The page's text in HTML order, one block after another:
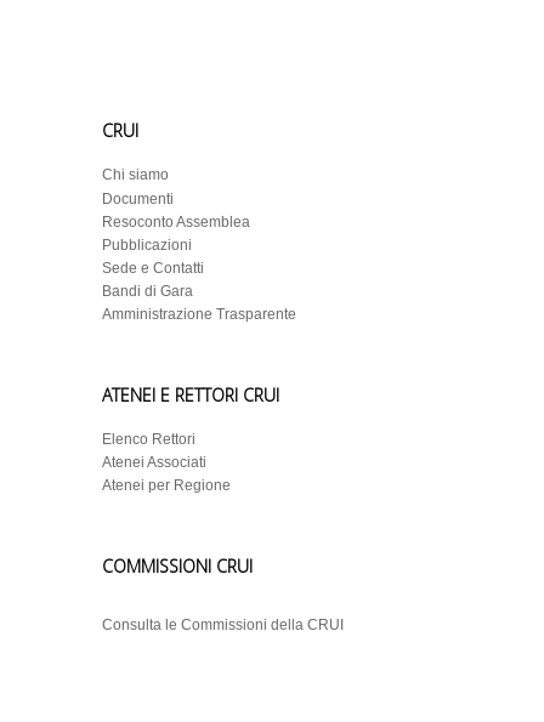
CRUI
Chi siamo
Documenti
Resoconto Assemblea
Pubblicazioni
Sede e Contatti
Bandi di Gara
Amministrazione Trasparente
ATENEI E RETTORI CRUI
Elenco Rettori
Atenei Associati
Atenei per Regione
COMMISSIONI CRUI
Consulta le Commissioni della CRUI